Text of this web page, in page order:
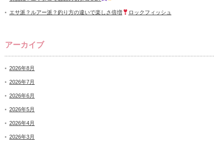
エサ派？ルアー派？釣り方の違いで楽しさ倍増 ロックフィッシュ
アーカイブ
2026年8月
2026年7月
2026年6月
2026年5月
2026年4月
2026年3月